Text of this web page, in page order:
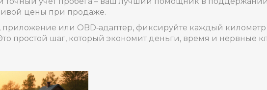
цены при продаже.
приложение или OBD‑адаптер, фиксируйте каждый
простой шаг, который экономит деньги, время и нервные